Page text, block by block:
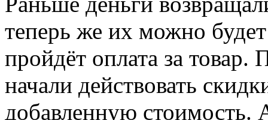
теперь же их можно будет
пройдёт оплата за товар.
начали действовать
добавленную стоимость.